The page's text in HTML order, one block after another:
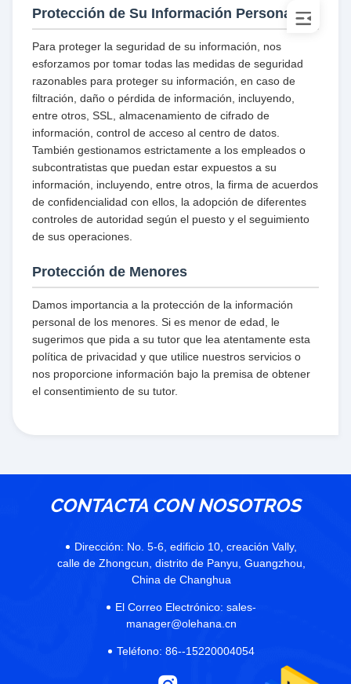
Protección de Su Información Personal
Para proteger la seguridad de su información, nos
esforzamos por tomar todas las medidas de seguridad
razonables para proteger su información, en caso de
filtración, daño o pérdida de información, incluyendo,
entre otros, SSL, almacenamiento de cifrado de
información, control de acceso al centro de datos.
También gestionamos estrictamente a los empleados o
subcontratistas que puedan estar expuestos a su
información, incluyendo, entre otros, la firma de acuerdos
de confidencialidad con ellos, la adopción de diferentes
controles de autoridad según el puesto y el seguimiento
de sus operaciones.
Protección de Menores
Damos importancia a la protección de la información
personal de los menores. Si es menor de edad, le
sugerimos que pida a su tutor que lea atentamente esta
política de privacidad y que utilice nuestros servicios o
nos proporcione información bajo la premisa de obtener
el consentimiento de su tutor.
CONTACTA CON NOSOTROS
Dirección: No. 5-6, edificio 10, creación Vally,
calle de Zhongcun, distrito de Panyu, Guangzhou,
China de Changhua
El Correo Electrónico: sales-
manager@olehana.cn
Teléfono: 86--15220004054